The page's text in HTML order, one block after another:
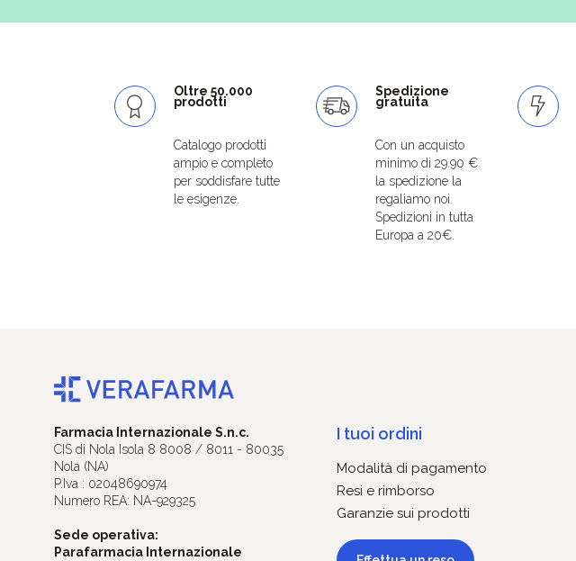
Oltre 50.000
prodotti
Catalogo prodotti
ampio e completo
per soddisfare tutte
le esigenze.
Spedizione
gratuita
Con un acquisto
minimo di 29.90 €
la spedizione la
regaliamo noi.
Spedizioni in tutta
Europa a 20€.
Farmacia Internazionale S.n.c.
CIS di Nola Isola 8 8008 / 8011 - 80035
Nola (NA)
P.Iva : 02048690974
Numero REA: NA-929325
Sede operativa:
Parafarmacia Internazionale
I tuoi ordini
Modalità di pagamento
Resi e rimborso
Garanzie sui prodotti